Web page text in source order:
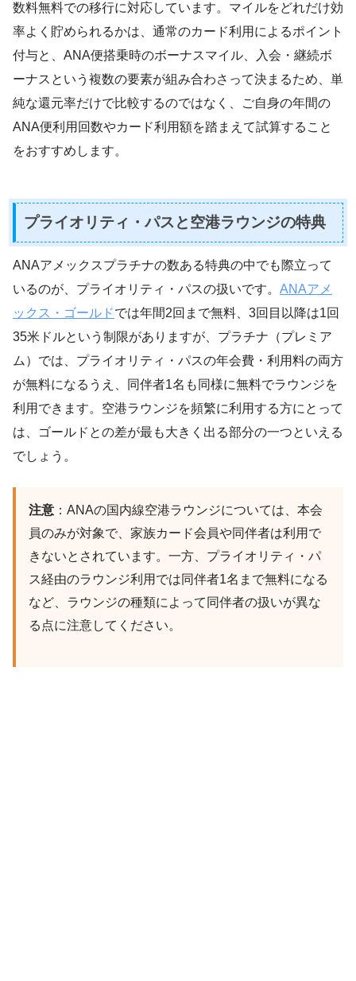
数料無料での移行に対応しています。マイルをどれだけ効
率よく貯められるかは、通常のカード利用によるポイント
付与と、ANA便搭乗時のボーナスマイル、入会・継続ボ
ーナスという複数の要素が組み合わさって決まるため、単
純な還元率だけで比較するのではなく、ご自身の年間の
ANA便利用回数やカード利用額を踏まえて試算すること
をおすすめします。
プライオリティ・パスと空港ラウンジの特典
ANAアメックスプラチナの数ある特典の中でも際立って
いるのが、プライオリティ・パスの扱いです。 ANAアメ
ックス・ゴールドでは年間2回まで無料、3回目以降は1回
35米ドルという制限がありますが、プラチナ（プレミア
ム）では、プライオリティ・パスの年会費・利用料の両方
が無料になるうえ、同伴者1名も同様に無料でラウンジを
利用できます。空港ラウンジを頻繁に利用する方にとって
は、ゴールドとの差が最も大きく出る部分の一つといえる
でしょう。
注意 ：ANAの国内線空港ラウンジについては、本会
員のみが対象で、家族カード会員や同伴者は利用で
きないとされています。一方、プライオリティ・パ
ス経由のラウンジ利用では同伴者1名まで無料になる
など、ラウンジの種類によって同伴者の扱いが異な
る点に注意してください。